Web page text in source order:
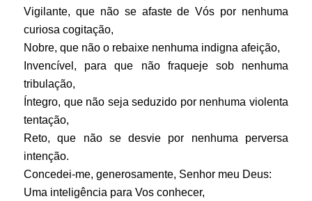
Vigilante, que não se afaste de Vós por nenhuma
curiosa cogitação,
Nobre, que não o rebaixe nenhuma indigna afeição,
Invencível, para que não fraqueje sob nenhuma
tribulação,
Íntegro, que não seja seduzido por nenhuma violenta
tentação,
Reto, que não se desvie por nenhuma perversa
intenção.
Concedei-me, generosamente, Senhor meu Deus:
Uma inteligência para Vos conhecer,